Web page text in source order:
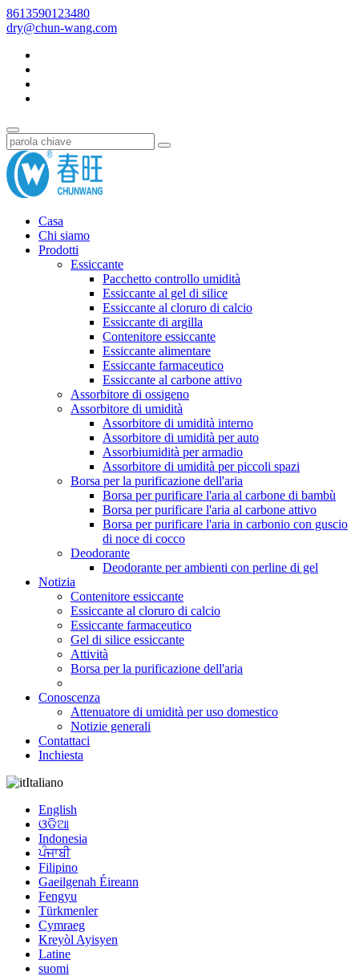
8613590123480
dry@chun-wang.com
Casa
Chi siamo
Prodotti
Essiccante
Pacchetto controllo umidità
Essiccante al gel di silice
Essiccante al cloruro di calcio
Essiccante di argilla
Contenitore essiccante
Essiccante alimentare
Essiccante farmaceutico
Essiccante al carbone attivo
Assorbitore di ossigeno
Assorbitore di umidità
Assorbitore di umidità interno
Assorbitore di umidità per auto
Assorbiumidità per armadio
Assorbitore di umidità per piccoli spazi
Borsa per la purificazione dell'aria
Borsa per purificare l'aria al carbone di bambù
Borsa per purificare l'aria al carbone attivo
Borsa per purificare l'aria in carbonio con guscio
di noce di cocco
Deodorante
Deodorante per ambienti con perline di gel
Notizia
Contenitore essiccante
Essiccante al cloruro di calcio
Essiccante farmaceutico
Gel di silice essiccante
Attività
Borsa per la purificazione dell'aria
Conoscenza
Attenuatore di umidità per uso domestico
Notizie generali
Contattaci
Inchiesta
Italiano
English
ଓଡିଆ
Indonesia
ਪੰਜਾਬੀ
Filipino
Gaeilgenah Éireann
Fengyu
Türkmenler
Cymraeg
Kreyòl Ayisyen
Latine
suomi